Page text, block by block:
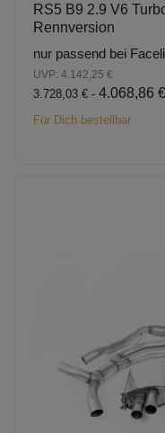
RS5 B9 2.9 V6
Rennversion
nur passend bei
UVP: 4.142,25 €
3.728,03 € - 4.068,86 €
Für Dich bestellbar